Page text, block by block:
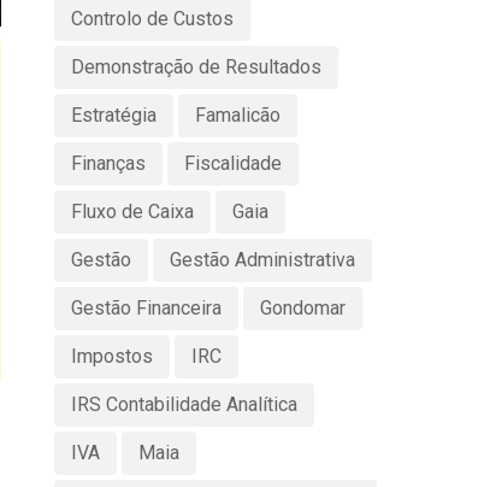
Controlo de Custos
Demonstração de Resultados
Estratégia Famalicão
Finanças Fiscalidade
Fluxo de Caixa Gaia
Gestão Gestão Administrativa
Gestão Financeira Gondomar
Impostos IRC
IRS Contabilidade Analítica
IVA Maia